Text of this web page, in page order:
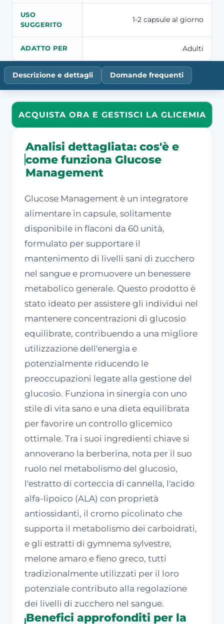
USO
SUGGERITO
1-2 capsule al giorno
ADATTO PER Adulti
Descrizione e dettagli Domande frequenti
ACQUISTA ORA E GESTISCI LA GLICEMIA
Analisi dettagliata: cos'è e
come funziona Glucose
Management
Glucose Management è un integratore
alimentare in capsule, solitamente
disponibile in flaconi da 60 unità,
formulato per supportare il
mantenimento di livelli sani di zucchero
nel sangue e promuovere un benessere
metabolico generale. Questo prodotto è
stato ideato per assistere gli individui nel
mantenere concentrazioni di glucosio
equilibrate, contribuendo a una migliore
utilizzazione dell'energia e
potenzialmente riducendo le
preoccupazioni legate alla gestione del
glucosio. Funziona in sinergia con uno
stile di vita sano e una dieta equilibrata
per favorire un controllo glicemico
ottimale. Tra i suoi ingredienti chiave si
annoverano la berberina, nota per il suo
ruolo nel metabolismo del glucosio,
l'estratto di corteccia di cannella, l'acido
alfa-lipoico (ALA) con proprietà
antiossidanti, il cromo picolinato che
supporta il metabolismo dei carboidrati,
e gli estratti di gymnema sylvestre,
melone amaro e fieno greco, tutti
tradizionalmente utilizzati per il loro
potenziale contributo alla regolazione
dei livelli di zucchero nel sangue.
Benefici approfonditi per la